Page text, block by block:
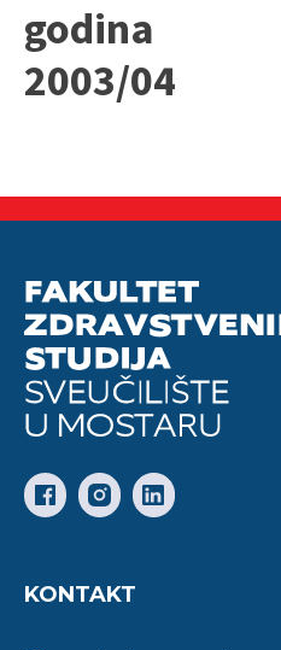
godina
2003/04
KONTAKT